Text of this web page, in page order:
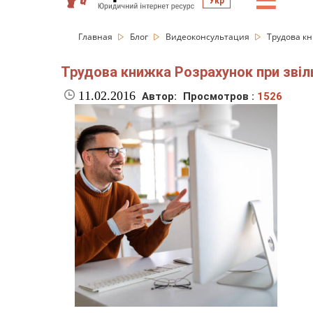
Главная Блог Видеоконсультация Трудова
Трудова книжка Розрахунок при
11.02.2016 Автор: Просмотров : 1526